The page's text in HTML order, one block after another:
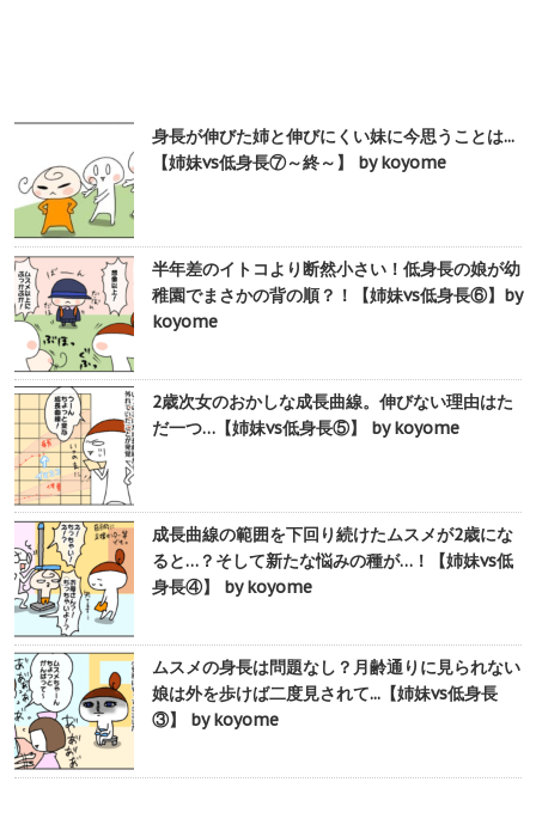
身長が伸びた姉と伸びにくい妹に今思うことは...
【姉妹vs低身長⑦～終～】 by koyome
半年差のイトコより断然小さい！低身長の娘が幼
稚園でまさかの背の順？！【姉妹vs低身長⑥】by
koyome
2歳次女のおかしな成長曲線。伸びない理由はた
だ一つ…【姉妹vs低身長⑤】 by koyome
成長曲線の範囲を下回り続けたムスメが2歳にな
ると…？そして新たな悩みの種が…！【姉妹vs低
身長④】 by koyome
ムスメの身長は問題なし？月齢通りに見られない
娘は外を歩けば二度見されて...【姉妹vs低身長
③】 by koyome